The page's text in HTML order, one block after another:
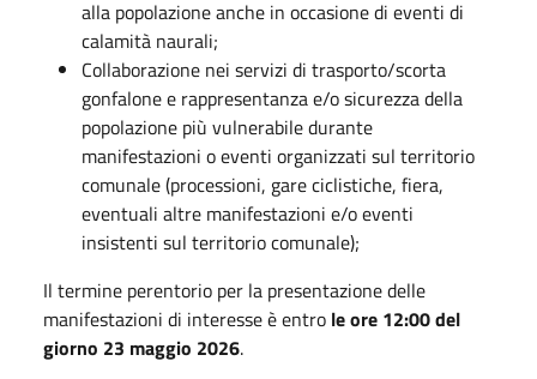
alla popolazione anche in occasione di eventi di
calamità naurali;
Collaborazione nei servizi di trasporto/scorta
gonfalone e rappresentanza e/o sicurezza della
popolazione più vulnerabile durante
manifestazioni o eventi organizzati sul territorio
comunale (processioni, gare ciclistiche, fiera,
eventuali altre manifestazioni e/o eventi
insistenti sul territorio comunale);
Il termine perentorio per la presentazione delle
manifestazioni di interesse è entro le ore 12:00 del
giorno 23 maggio 2026.